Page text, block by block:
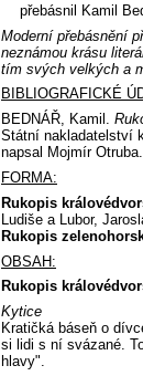
přebásnil Kamil
Moderní přebásnění
neznámou krásu
tím svých velkých a
BIBLIOGRAFICKÉ
BEDNÁŘ, Kamil.
Státní nakladatelství
napsal Mojmír
FORMA:
Rukopis
Ludiše a Lubor,
Rukopis
OBSAH:
Rukopis
Kytice
Kratičká báseň o
si lidi s ní svázané.
hlavy".